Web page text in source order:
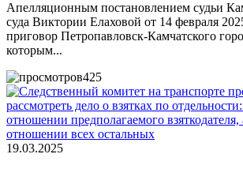
Апелляционным постановлением судьи
суда Виктории Елаховой от 14 февраля
приговор Петропавловск-Камчатского
которым...
425
19.03.2025